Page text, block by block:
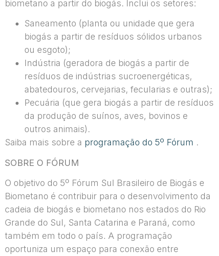
biometano a partir do biogás. Inclui os setores:
Saneamento (planta ou unidade que gera
biogás a partir de resíduos sólidos urbanos
ou esgoto);
Indústria (geradora de biogás a partir de
resíduos de indústrias sucroenergéticas,
abatedouros, cervejarias, fecularias e outras);
Pecuária (que gera biogás a partir de resíduos
da produção de suínos, aves, bovinos e
outros animais).
Saiba mais sobre a programação do 5º Fórum .
SOBRE O FÓRUM
O objetivo do 5º Fórum Sul Brasileiro de Biogás e
Biometano é contribuir para o desenvolvimento da
cadeia de biogás e biometano nos estados do Rio
Grande do Sul, Santa Catarina e Paraná, como
também em todo o país. A programação
oportuniza um espaço para conexão entre